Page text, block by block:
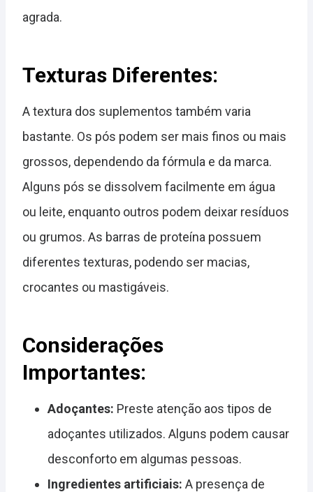
agrada.
Texturas Diferentes:
A textura dos suplementos também varia
bastante. Os pós podem ser mais finos ou mais
grossos, dependendo da fórmula e da marca.
Alguns pós se dissolvem facilmente em água
ou leite, enquanto outros podem deixar resíduos
ou grumos. As barras de proteína possuem
diferentes texturas, podendo ser macias,
crocantes ou mastigáveis.
Considerações
Importantes:
Adoçantes: Preste atenção aos tipos de
adoçantes utilizados. Alguns podem causar
desconforto em algumas pessoas.
Ingredientes artificiais: A presença de